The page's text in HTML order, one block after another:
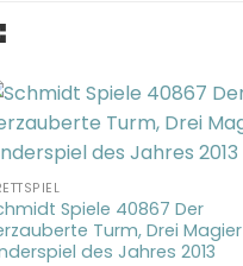
Spiele 40867 Der
Turm, Drei Magier
des Jahres 2013